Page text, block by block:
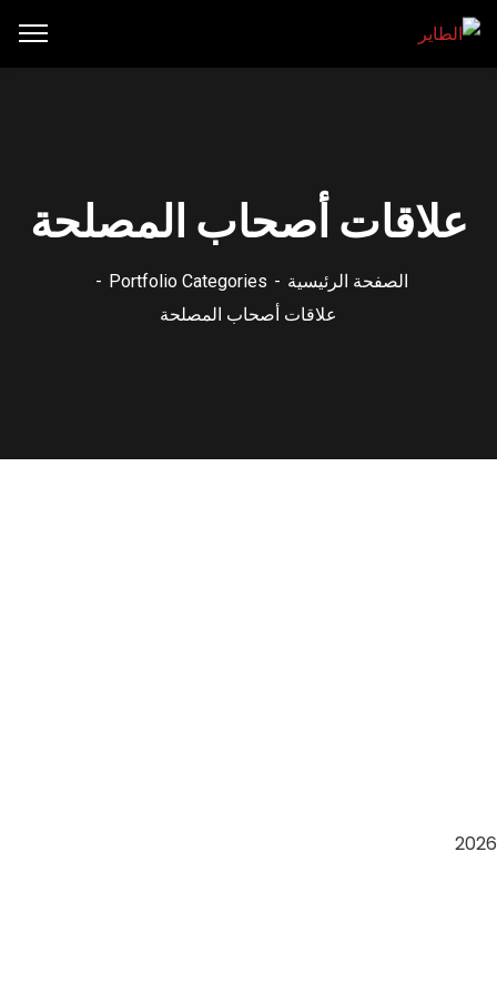
علاقات أصحاب المصلحة
الصفحة الرئيسية
Portfolio Categories
علاقات أصحاب المصلحة
2026